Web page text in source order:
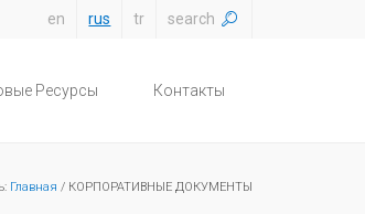
en rus tr search
Ресурсы Контакты
Главная / КОРПОРАТИВНЫЕ ДОКУМЕНТЫ